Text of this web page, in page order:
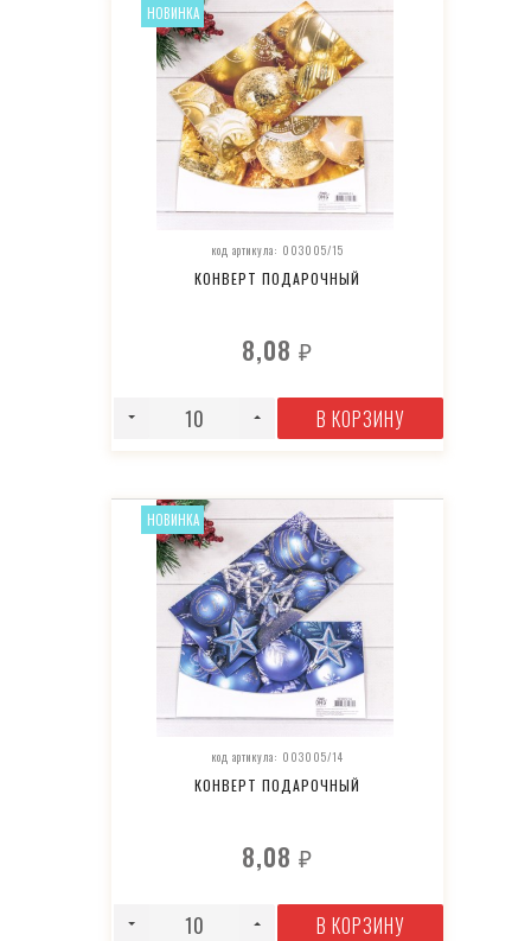
код артикула: 003005/15
КОНВЕРТ ПОДАРОЧНЫЙ
8,08₽
В КОРЗИНУ
НОВИНКА
код артикула: 003005/14
КОНВЕРТ ПОДАРОЧНЫЙ
8,08₽
В КОРЗИНУ
НОВИНКА